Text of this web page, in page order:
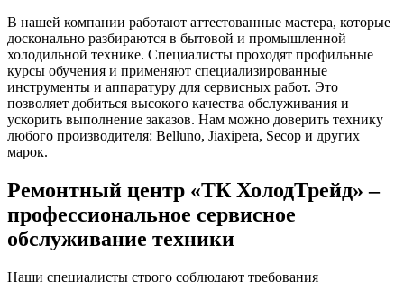
В нашей компании работают аттестованные мастера, которые
досконально разбираются в бытовой и промышленной
холодильной технике. Специалисты проходят профильные
курсы обучения и применяют специализированные
инструменты и аппаратуру для сервисных работ. Это
позволяет добиться высокого качества обслуживания и
ускорить выполнение заказов. Нам можно доверить технику
любого производителя: Belluno, Jiaxipera, Secop и других
марок.
Ремонтный центр «ТК ХолодТрейд» –
профессиональное сервисное
обслуживание техники
Наши специалисты строго соблюдают требования